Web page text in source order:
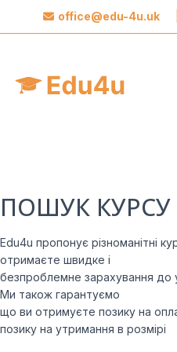
Ми обіцяємо не
Поділіться своєю
щоб ми могли
office@edu-4u.uk
ПОШУК КУРСУ
Edu4u пропонує різноманітні
отримаєте швидке і
безпроблемне зарахування до
Ми також гарантуємо
що ви отримуєте позику на
позику на утримання в розмірі